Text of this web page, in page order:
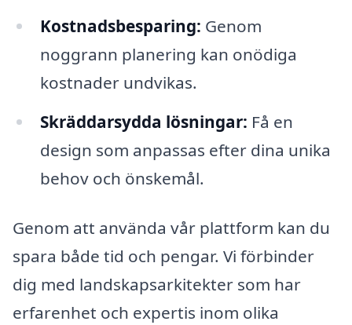
Kostnadsbesparing: Genom
noggrann planering kan onödiga
kostnader undvikas.
Skräddarsydda lösningar: Få en
design som anpassas efter dina unika
behov och önskemål.
Genom att använda vår plattform kan du
spara både tid och pengar. Vi förbinder
dig med landskapsarkitekter som har
erfarenhet och expertis inom olika